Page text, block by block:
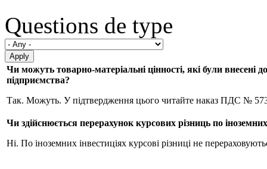
Questions de type
Чи можуть товарно-матеріальні цінності, які були внесені
підприємства?
Так. Можуть. У підтвердження цього читайте наказ ПДС №
Чи здійснюється перерахунок курсових різниць по
Ні. По іноземних інвестиціях курсові різниці не